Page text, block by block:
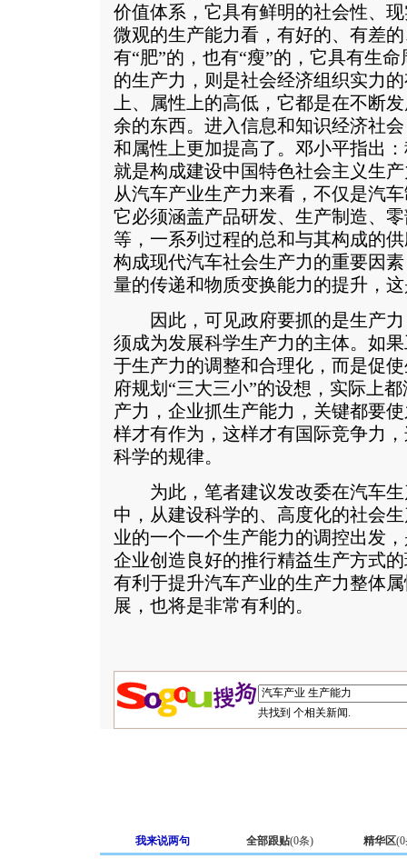
价值体系，它具有鲜明的社会性、
微观的生产能力看，有好的、有差
有“肥”的，也有“瘦”的，它具有生
的生产力，则是社会经济组织实力
上、属性上的高低，它都是在不断
余的东西。进入信息和知识经济社
和属性上更加提高了。邓小平指出
就是构成建设中国特色社会主义生
从汽车产业生产力来看，不仅是汽
它必须涵盖产品研发、生产制造、
等，一系列过程的总和与其构成的
构成现代汽车社会生产力的重要因
量的传递和物质变换能力的提升，
因此，可见政府要抓的是生产力
须成为发展科学生产力的主体。如
于生产力的调整和合理化，而是促
府规划“三大三小”的设想，实际上
产力，企业抓生产能力，关键都要
样才有作为，这样才有国际竞争力
科学的规律。
为此，笔者建议发改委在汽车生
中，从建设科学的、高度化的社会
业的一个一个生产能力的调控出发
企业创造良好的推行精益生产方式
有利于提升汽车产业的生产力整体
展，也将是非常有利的。
共找到 个相关新闻.
我来说两句 全部跟贴(0条) 精华区(0